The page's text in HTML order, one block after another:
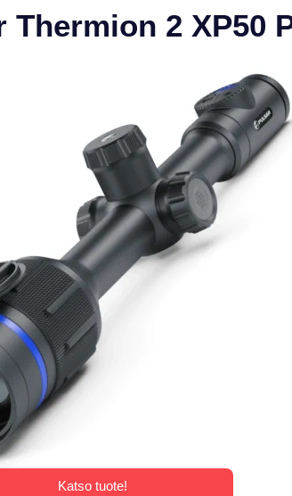
2 XP50
Katso tuote!